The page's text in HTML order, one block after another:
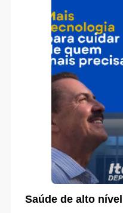
Saúde de alto